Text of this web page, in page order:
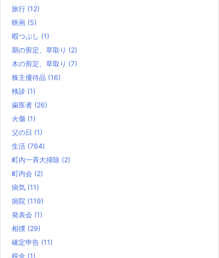
旅行 (12)
映画 (5)
暇つぶし (1)
期の剪定、草取り (2)
木の剪定、草取り (7)
株主優待品 (16)
検診 (1)
歯医者 (26)
火傷 (1)
父の日 (1)
生活 (764)
町内一斉大掃除 (2)
町内会 (2)
病気 (11)
病院 (119)
発表会 (1)
相撲 (29)
確定申告 (11)
税金 (1)